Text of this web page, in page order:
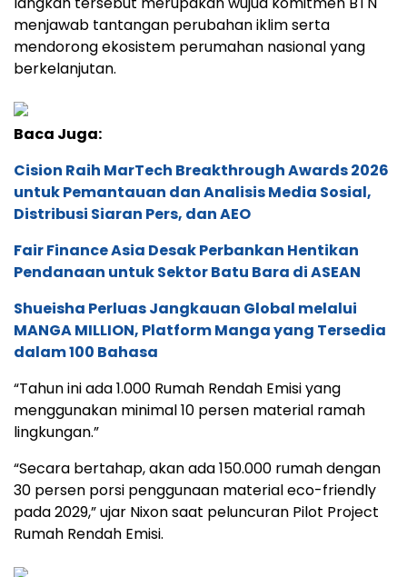
menjawab tantangan perubahan iklim serta
mendorong ekosistem perumahan nasional yang
berkelanjutan.
Baca Juga:
Cision Raih MarTech Breakthrough Awards 2026
untuk Pemantauan dan Analisis Media Sosial,
Distribusi Siaran Pers, dan AEO
Fair Finance Asia Desak Perbankan Hentikan
Pendanaan untuk Sektor Batu Bara di ASEAN
Shueisha Perluas Jangkauan Global melalui
MANGA MILLION, Platform Manga yang Tersedia
dalam 100 Bahasa
“Tahun ini ada 1.000 Rumah Rendah Emisi yang
menggunakan minimal 10 persen material ramah
lingkungan.”
“Secara bertahap, akan ada 150.000 rumah dengan
30 persen porsi penggunaan material eco-friendly
pada 2029,” ujar Nixon saat peluncuran Pilot Project
Rumah Rendah Emisi.